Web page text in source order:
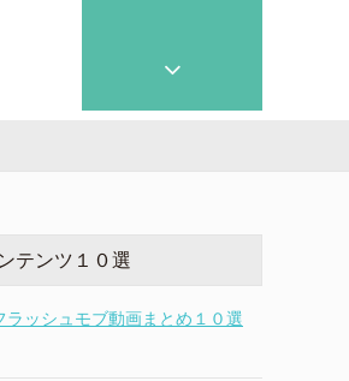
テンツ１０選
ラッシュモブ動画まとめ１０選